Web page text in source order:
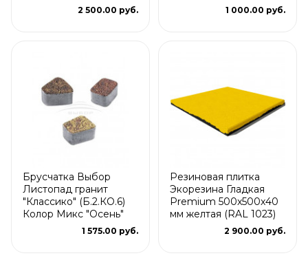
2 500.00 руб. 1 000.00 руб.
Брусчатка Выбор
Листопад гранит
"Классико" (Б.2.КО.6)
Колор Микс "Осень"
1 575.00 руб.
Резиновая плитка
Экорезина Гладкая
Premium 500x500x40
мм желтая (RAL 1023)
2 900.00 руб.